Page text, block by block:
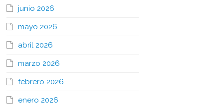
junio 2026
mayo 2026
abril 2026
marzo 2026
febrero 2026
enero 2026